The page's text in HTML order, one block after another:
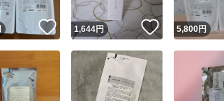
いいね！
1,644円 いいね！
5,800円